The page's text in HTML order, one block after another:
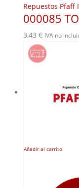
Repuestos Pfaff
000085
3,43 € IVA no
Añadir al carrito